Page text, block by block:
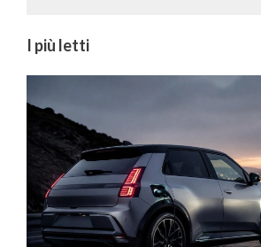
I più letti